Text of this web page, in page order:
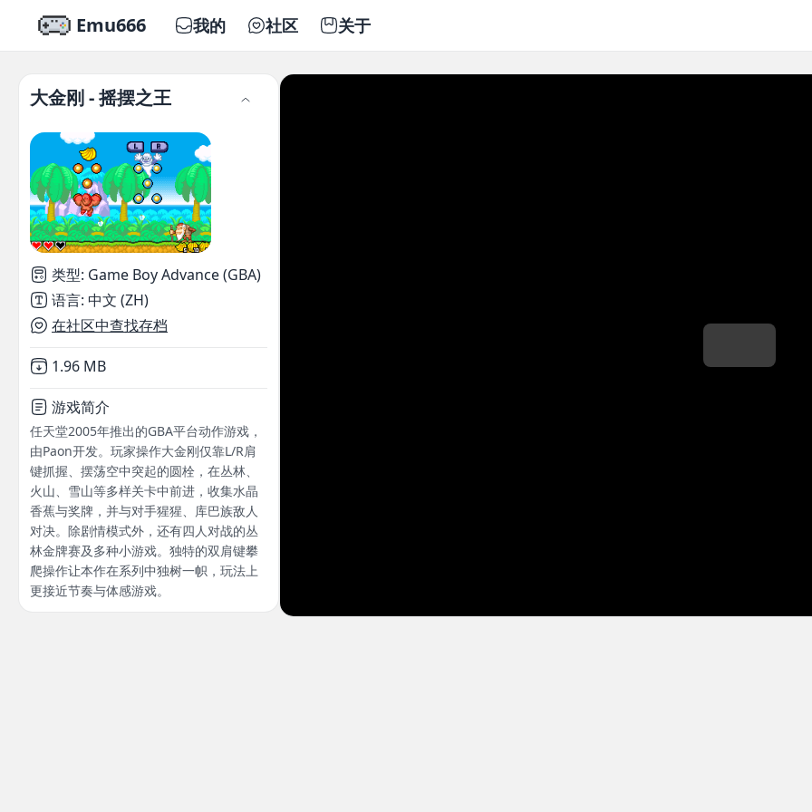
Emu666 我的 社区 关于
大金刚 - 摇摆之王
类型: Game Boy Advance (GBA)
语言: 中文 (ZH)
在社区中查找存档
Not downloaded
1.96 MB
游戏简介
任天堂2005年推出的GBA平台动作游戏，
由Paon开发。玩家操作大金刚仅靠L/R肩
键抓握、摆荡空中突起的圆栓，在丛林、
火山、雪山等多样关卡中前进，收集水晶
香蕉与奖牌，并与对手猩猩、库巴族敌人
对决。除剧情模式外，还有四人对战的丛
林金牌赛及多种小游戏。独特的双肩键攀
爬操作让本作在系列中独树一帜，玩法上
更接近节奏与体感游戏。